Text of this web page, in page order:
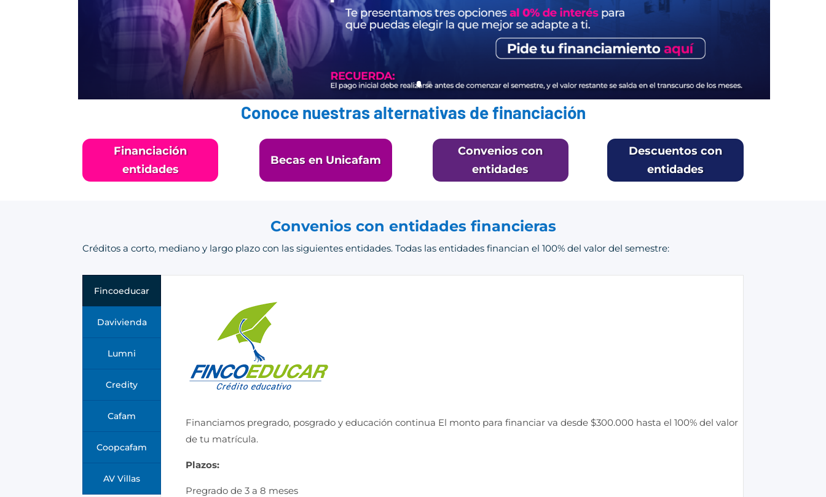
Conoce nuestras alternativas de financiación
Financiación
entidades
Becas en Unicafam
Convenios con
entidades
Descuentos con
entidades
Convenios con entidades financieras
Créditos a corto, mediano y largo plazo con las siguientes entidades. Todas las entidades financian el 100% del valor del semestre:
Fincoeducar
Davivienda
Lumni
Credity
Cafam
Coopcafam
AV Villas
Financiamos pregrado, posgrado y educación continua El monto para financiar va desde $300.000 hasta el 100% del valor
de tu matrícula.
Plazos:
Pregrado de 3 a 8 meses